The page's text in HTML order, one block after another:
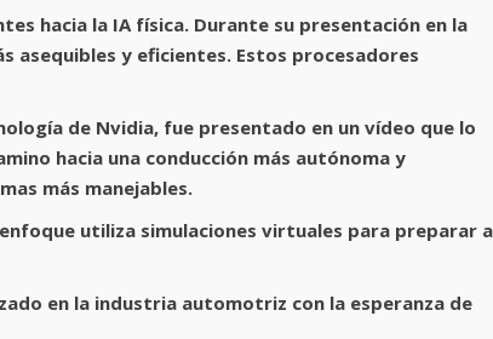
hacia la IA física. Durante su presentación en la
asequibles y eficientes. Estos procesadores
de Nvidia, fue presentado en un vídeo que lo
hacia una conducción más autónoma y
más manejables.
utiliza simulaciones virtuales para preparar a
en la industria automotriz con la esperanza de